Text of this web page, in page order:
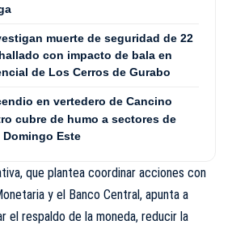
muerte de seguridad de 22
con impacto de bala en
de Los Cerros de Gurabo
en vertedero de Cancino
cubre de humo a sectores de
Domingo Este
que plantea coordinar acciones con
y el Banco Central, apunta a
el respaldo de la moneda, reducir la